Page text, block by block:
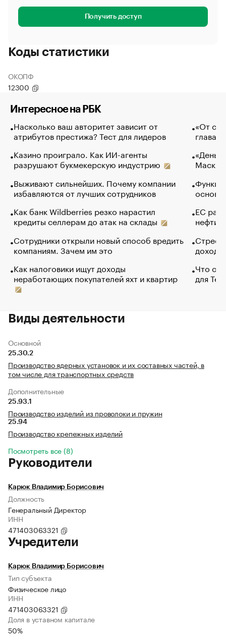
Получить доступ
Коды статистики
ОКОПФ
12300
Интересное на РБК
Насколько ваш авторитет зависит от
атрибутов престижа? Тест для лидеров
Казино проиграло. Как ИИ-агенты
разрушают букмекерскую индустрию
Выживают сильнейших. Почему компании
избавляются от лучших сотрудников
Как банк Wildberries резко нарастил
кредиты селлерам до атак на склады
Сотрудники открыли новый способ вредить
компаниям. Зачем им это
Как налоговики ищут доходы
неработающих покупателей яхт и квартир
«От
глава
Маск в
основ
ЕС
нефти
Что
для
Виды деятельности
Основной
25.30.2
Производство ядерных установок и их составных частей, в
том числе для транспортных средств
Дополнительные
25.93.1
Производство изделий из проволоки и пружин
25.94
Производство крепежных изделий
Посмотреть все (8)
Руководители
Карюк Владимир Борисович
Должность
Генеральный Директор
ИНН
471403063321
Учредители
Карюк Владимир Борисович
Тип субъекта
Физическое лицо
ИНН
471403063321
Доля в уставном капитале
50%